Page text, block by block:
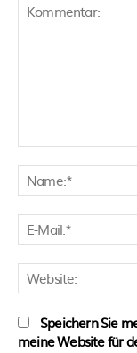
Speichern Sie
meine Website für